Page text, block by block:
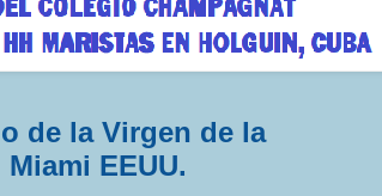
de la Virgen de la
EEUU.